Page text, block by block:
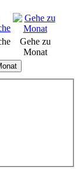
Gehe zu
Monat